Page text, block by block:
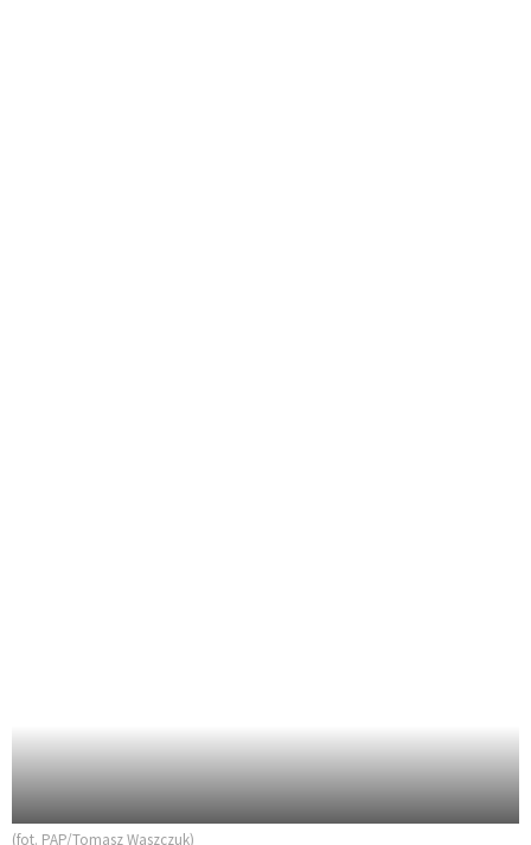
(fot. PAP/Tomasz Waszczuk)